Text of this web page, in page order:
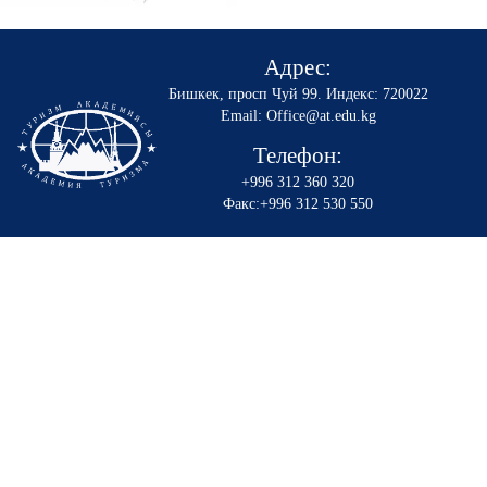
Адрес:
Бишкек, просп Чуй 99. Индекс: 720022
Email: Office@at.edu.kg
Телефон:
+996 312 360 320
Факс:+996 312 530 550